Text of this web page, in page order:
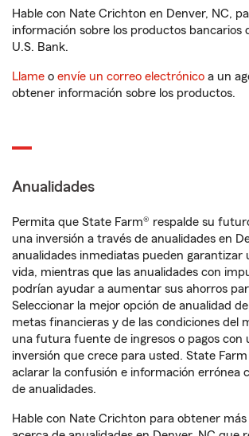
Hable con Nate Crichton en Denver, NC,
información sobre los productos bancarios
U.S. Bank.
Llame o envíe un correo electrónico a un
obtener información sobre los productos.
Anualidades
Permita que State Farm® respalde su
una inversión a través de anualidades en
anualidades inmediatas pueden garantizar
vida, mientras que las anualidades con
podrían ayudar a aumentar sus ahorros
Seleccionar la mejor opción de anualidad
metas financieras y de las condiciones del
una futura fuente de ingresos o pagos con
inversión que crece para usted. State
aclarar la confusión e información errónea
de anualidades.
Hable con Nate Crichton para obtener